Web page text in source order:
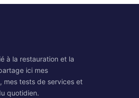
à la restauration et la
ici mes
mes tests de services et
quotidien.